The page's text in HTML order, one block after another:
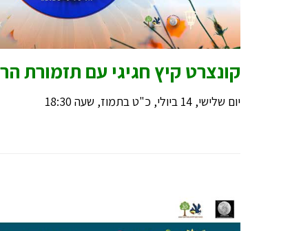
קונצרט קיץ חגיגי עם תזמורת
יום שלישי, 14 ביולי, כ"ט בתמוז, שעה 18:30